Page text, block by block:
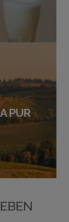
PUR